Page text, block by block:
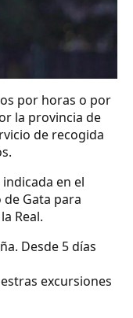
por horas o por
la provincia de
de recogida
en el
Gata para
Real.
Desde 5 días
excursiones